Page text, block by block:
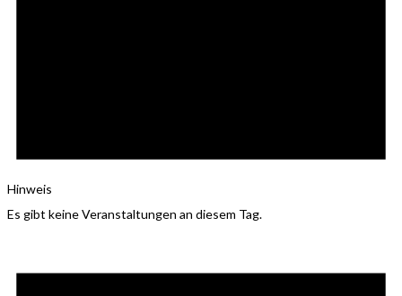
Hinweis
Es gibt keine Veranstaltungen an diesem Tag.